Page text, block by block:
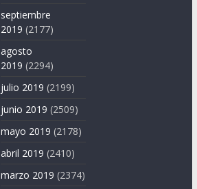
septiembre
2019 (2177)
agosto
2019 (2294)
julio 2019 (2199)
junio 2019 (2509)
mayo 2019 (2178)
abril 2019 (2410)
marzo 2019 (2374)